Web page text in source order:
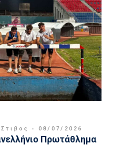
Στιβος 08/07/2026
Πρωτάθλημα